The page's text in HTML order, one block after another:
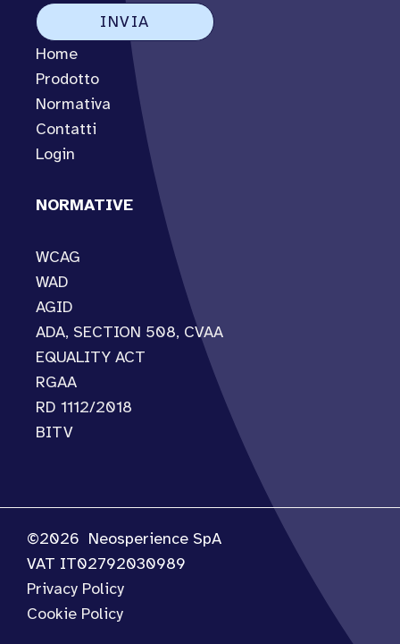
Home
Prodotto
Normativa
Contatti
Login
NORMATIVE
WCAG
WAD
AGID
ADA, SECTION 508, CVAA
EQUALITY ACT
RGAA
RD 1112/2018
BITV
©2026 Neosperience SpA
VAT IT02792030989
Privacy Policy
Cookie Policy